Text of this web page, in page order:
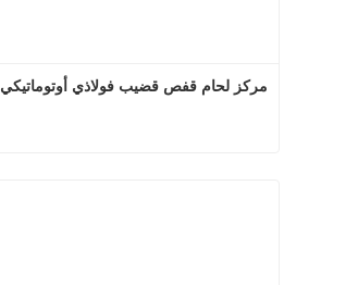
مركز لحام قفص قضيب فولاذي أوتوماتيكي